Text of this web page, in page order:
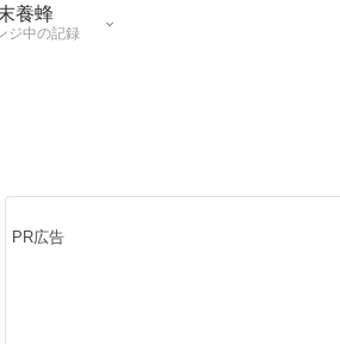
養蜂
ジ中の記録
PR広告